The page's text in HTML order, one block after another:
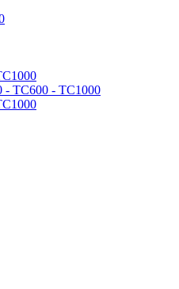
- TC600 - TC1000